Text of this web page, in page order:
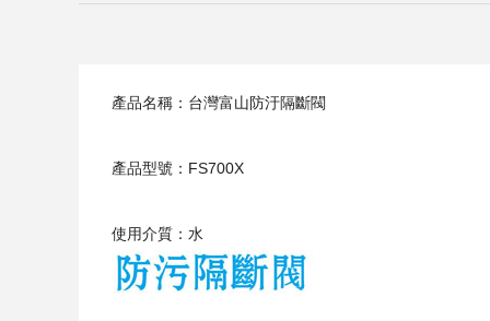
產品名稱：台灣富山防汙隔斷閥
產品型號：FS700X
使用介質：水